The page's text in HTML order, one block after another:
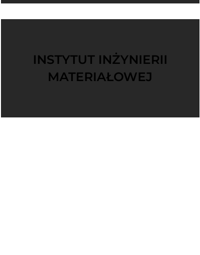
INSTYTUT INŻYNIERII
MATERIAŁOWEJ